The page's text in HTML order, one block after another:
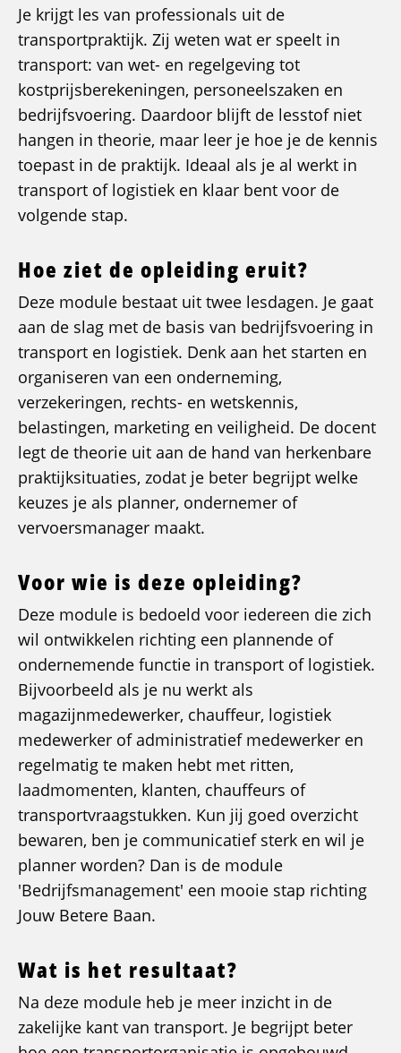
Je krijgt les van professionals uit de
transportpraktijk. Zij weten wat er speelt in
transport: van wet- en regelgeving tot
kostprijsberekeningen, personeelszaken en
bedrijfsvoering. Daardoor blijft de lesstof niet
hangen in theorie, maar leer je hoe je de kennis
toepast in de praktijk. Ideaal als je al werkt in
transport of logistiek en klaar bent voor de
volgende stap.
Hoe ziet de opleiding eruit?
Deze module bestaat uit twee lesdagen. Je gaat
aan de slag met de basis van bedrijfsvoering in
transport en logistiek. Denk aan het starten en
organiseren van een onderneming,
verzekeringen, rechts- en wetskennis,
belastingen, marketing en veiligheid. De docent
legt de theorie uit aan de hand van herkenbare
praktijksituaties, zodat je beter begrijpt welke
keuzes je als planner, ondernemer of
vervoersmanager maakt.
Voor wie is deze opleiding?
Deze module is bedoeld voor iedereen die zich
wil ontwikkelen richting een plannende of
ondernemende functie in transport of logistiek.
Bijvoorbeeld als je nu werkt als
magazijnmedewerker, chauffeur, logistiek
medewerker of administratief medewerker en
regelmatig te maken hebt met ritten,
laadmomenten, klanten, chauffeurs of
transportvraagstukken. Kun jij goed overzicht
bewaren, ben je communicatief sterk en wil je
planner worden? Dan is de module
'Bedrijfsmanagement' een mooie stap richting
Jouw Betere Baan.
Wat is het resultaat?
Na deze module heb je meer inzicht in de
zakelijke kant van transport. Je begrijpt beter